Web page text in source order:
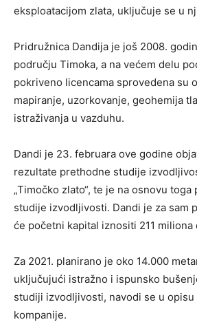
eksploatacijom zlata, uključuje se u
Pridružnica Dandija je još 2008.
području Timoka, a na većem delu
pokriveno licencama sprovedena su
mapiranje, uzorkovanje, geohemija
istraživanja u vazduhu.
Dandi je 23. februara ove godine
rezultate prethodne studije
„Timočko zlato“, te je na osnovu
studije izvodljivosti. Dandi je za sam
će početni kapital iznositi 211 miliona
Za 2021. planirano je oko 14.000
uključujući istražno i ispunsko
studiji izvodljivosti, navodi se u opisu
kompanije.